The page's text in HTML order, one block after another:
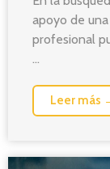
apoyo de
profesional
...
Leer más